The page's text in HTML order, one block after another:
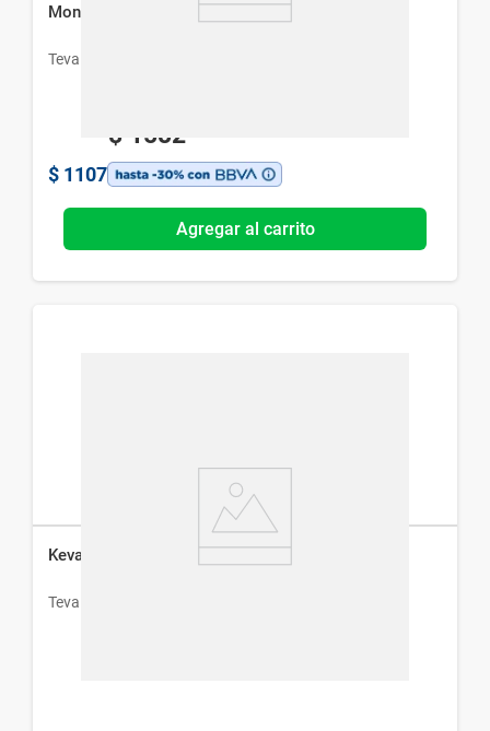
Monkast 10 mg x 30 Comprimidos
Teva
$ 1582
$ 1107
Agregar al carrito
Kevadon 20 mg x 30 Comp
Teva